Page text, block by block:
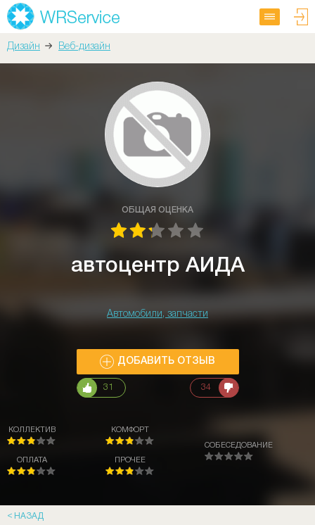
Дизайн Веб-дизайн
ОБЩАЯ ОЦЕНКА
автоцентр АИДА
Автомобили, запчасти
ДОБАВИТЬ ОТЗЫВ
31 34
КОЛЛЕКТИВ
ОПЛАТА
КОМФОРТ
ПРОЧЕЕ
СОБЕСЕДОВАНИЕ
НАЗАД